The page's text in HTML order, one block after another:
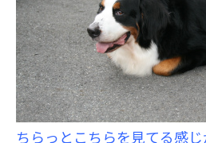
ちらっとこちらを見てる感